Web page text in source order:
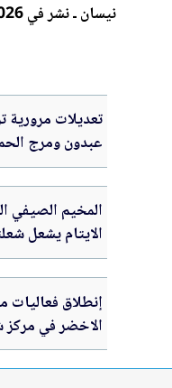
نيسان ـ نشر في 2026-06-01 الساعة 15:27
تعديلات مرورية
عبدون ومرج
المخيم الصيفي
الايتام يشعل
اليوبيل الذهبي )
إنطلاق فعاليات
الاخضر في مركز
سعيد
الحسين للعمل